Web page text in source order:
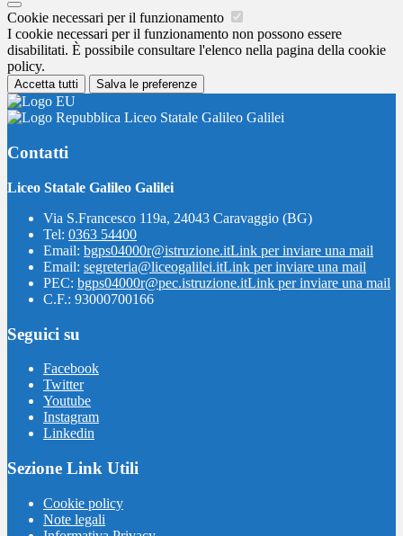
Cookie necessari per il funzionamento
I cookie necessari per il funzionamento non possono essere
disabilitati. È possibile consultare l'elenco nella pagina della cookie
policy.
Accetta tutti Salva le preferenze
Liceo Statale Galileo Galilei
Contatti
Liceo Statale Galileo Galilei
Via S.Francesco 119a, 24043 Caravaggio (BG)
Tel: 0363 54400
Email: bgps04000r@istruzione.itLink per inviare una mail
Email: segreteria@liceogalilei.itLink per inviare una mail
PEC: bgps04000r@pec.istruzione.itLink per inviare una mail
C.F.: 93000700166
Seguici su
Facebook
Twitter
Youtube
Instagram
Linkedin
Sezione Link Utili
Cookie policy
Note legali